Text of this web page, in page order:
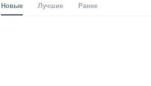
Новые Лучшие Ранее